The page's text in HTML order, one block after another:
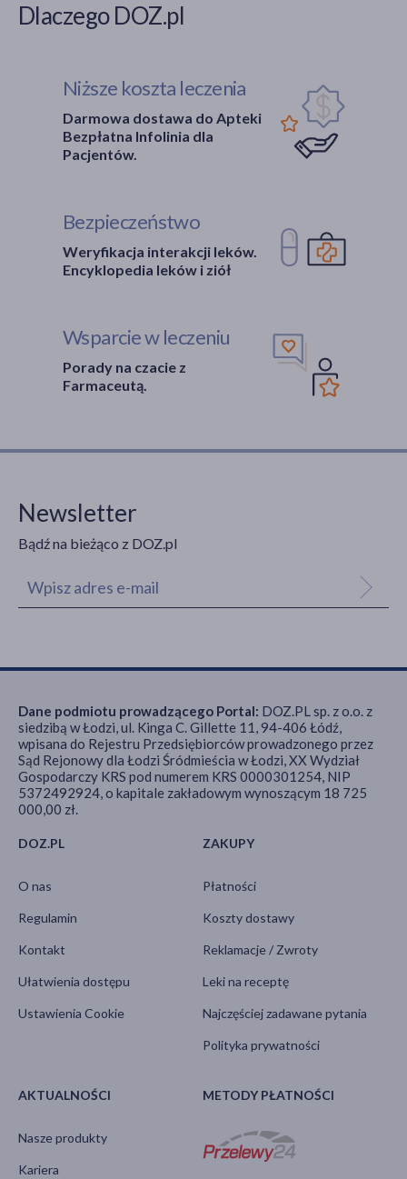
Dlaczego DOZ.pl
Niższe koszta leczenia
Darmowa dostawa do Apteki
Bezpłatna Infolinia dla
Pacjentów.
Bezpieczeństwo
Weryfikacja interakcji leków.
Encyklopedia leków i ziół
Wsparcie w leczeniu
Porady na czacie z
Farmaceutą.
Newsletter
Bądź na bieżąco z DOZ.pl
DOZ.PL
O nas
Regulamin
Kontakt
Ułatwienia dostępu
Ustawienia Cookie
ZAKUPY
Płatności
Koszty dostawy
Reklamacje / Zwroty
Leki na receptę
Najczęściej zadawane pytania
Polityka prywatności
AKTUALNOŚCI
Nasze produkty
Kariera
METODY PŁATNOŚCI
Dane podmiotu prowadzącego Portal: DOZ.PL sp. z o.o. z
siedzibą w Łodzi, ul. Kinga C. Gillette 11, 94-406 Łódź,
wpisana do Rejestru Przedsiębiorców prowadzonego przez
Sąd Rejonowy dla Łodzi Śródmieścia w Łodzi, XX Wydział
Gospodarczy KRS pod numerem KRS 0000301254, NIP
5372492924, o kapitale zakładowym wynoszącym 18 725
000,00 zł.